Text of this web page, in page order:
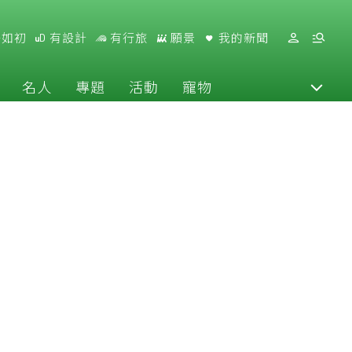
初 有設計 有行旅 願景 我的新聞
名人 專題 活動 寵物